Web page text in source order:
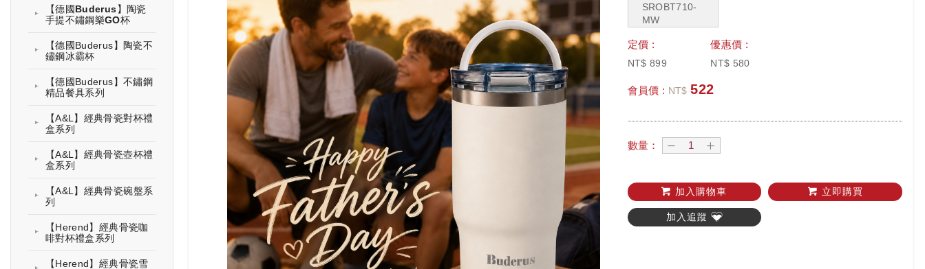
【德國Buderus】陶瓷
手提不鏽鋼樂GO杯
【德國Buderus】陶瓷不
鏽鋼冰霸杯
【德國Buderus】不鏽鋼
精品餐具系列
【A&L】經典骨瓷對杯禮
盒系列
【A&L】經典骨瓷壺杯禮
盒系列
【A&L】經典骨瓷碗盤系
列
【Herend】經典骨瓷咖
啡對杯禮盒系列
【Herend】經典骨瓷雪
SROBT710-
MW
定價 :
NT$ 899
優惠價 :
NT$ 580
會員價 : NT$ 522
數量：
加入購物車 立即購買
加入追蹤